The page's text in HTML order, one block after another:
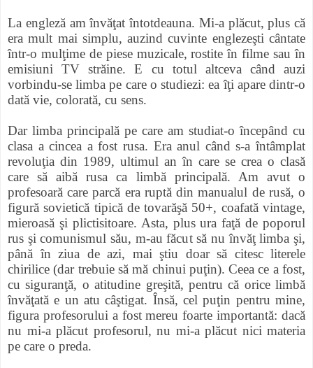
La engleză am învăţat întotdeauna. Mi-a plăcut, plus că
era mult mai simplu, auzind cuvinte englezeşti cântate
într-o mulţime de piese muzicale, rostite în filme sau în
emisiuni TV străine. E cu totul altceva când auzi
vorbindu-se limba pe care o studiezi: ea îţi apare dintr-o
dată vie, colorată, cu sens.
Dar limba principală pe care am studiat-o începând cu
clasa a cincea a fost rusa. Era anul când s-a întâmplat
revoluţia din 1989, ultimul an în care se crea o clasă
care să aibă rusa ca limbă principală. Am avut o
profesoară care parcă era ruptă din manualul de rusă, o
figură sovietică tipică de tovarăşă 50+, coafată vintage,
mieroasă şi plictisitoare. Asta, plus ura faţă de poporul
rus şi comunismul său, m-au făcut să nu învăţ limba şi,
până în ziua de azi, mai ştiu doar să citesc literele
chirilice (dar trebuie să mă chinui puţin). Ceea ce a fost,
cu siguranţă, o atitudine greşită, pentru că orice limbă
învăţată e un atu câştigat. Însă, cel puţin pentru mine,
figura profesorului a fost mereu foarte importantă: dacă
nu mi-a plăcut profesorul, nu mi-a plăcut nici materia
pe care o preda.